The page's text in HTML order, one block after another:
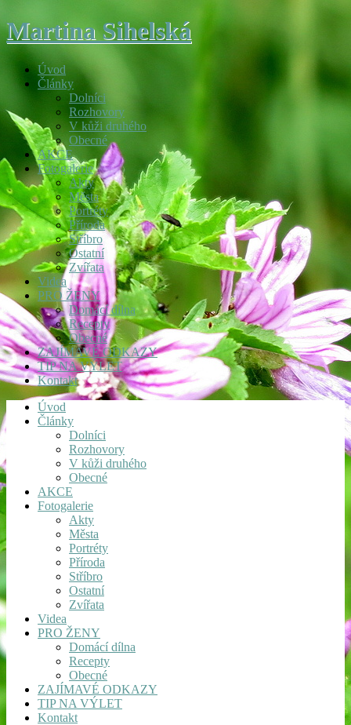
Martina Sihelská
Úvod
Články
Dolníci
Rozhovory
V kůži druhého
Obecné
AKCE
Fotogalerie
Akty
Města
Portréty
Příroda
Stříbro
Ostatní
Zvířata
Videa
PRO ŽENY
Domácí dílna
Recepty
Obecné
ZAJÍMAVÉ ODKAZY
TIP NA VÝLET
Kontakt
Úvod
Články
Dolníci
Rozhovory
V kůži druhého
Obecné
AKCE
Fotogalerie
Akty
Města
Portréty
Příroda
Stříbro
Ostatní
Zvířata
Videa
PRO ŽENY
Domácí dílna
Recepty
Obecné
ZAJÍMAVÉ ODKAZY
TIP NA VÝLET
Kontakt